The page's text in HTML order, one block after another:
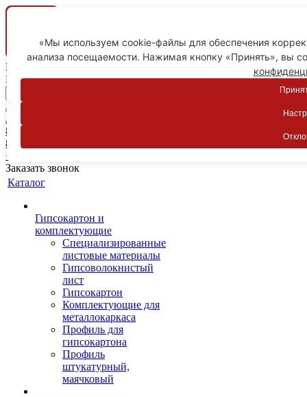
Ваш город
Пятигорск
Личный кабинет
8-800-775-59-89
8-800-775-59-89
+7 918 754-83-77
Заказать звонок
Каталог
Гипсокартон и
комплектующие
Специализированные
листовые материалы
Гипсоволокнистый
лист
Гипсокартон
Комплектующие для
металлокаркаса
Профиль для
гипсокартона
Профиль
штукатурный,
маячковый
«Мы используем cookie-файлы для обеспечения
анализа посещаемости. Нажимая кнопку «Принять», вы